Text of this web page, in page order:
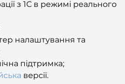
налаштування та
підтримка;
версії.
ви зможете за кілька